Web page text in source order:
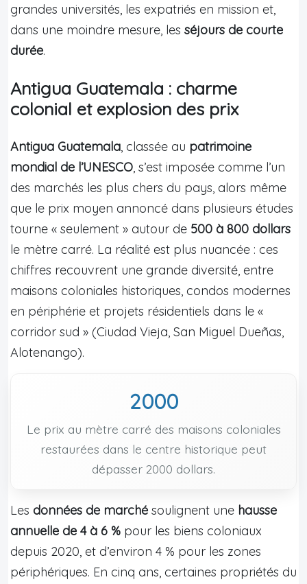
grandes universités, les expatriés en mission et,
dans une moindre mesure, les séjours de courte
durée.
Antigua Guatemala : charme
colonial et explosion des prix
Antigua Guatemala, classée au patrimoine
mondial de l’UNESCO, s’est imposée comme l’un
des marchés les plus chers du pays, alors même
que le prix moyen annoncé dans plusieurs études
tourne « seulement » autour de 500 à 800 dollars
le mètre carré. La réalité est plus nuancée : ces
chiffres recouvrent une grande diversité, entre
maisons coloniales historiques, condos modernes
en périphérie et projets résidentiels dans le «
corridor sud » (Ciudad Vieja, San Miguel Dueñas,
Alotenango).
2000
Le prix au mètre carré des maisons coloniales
restaurées dans le centre historique peut
dépasser 2000 dollars.
Les données de marché soulignent une hausse
annuelle de 4 à 6 % pour les biens coloniaux
depuis 2020, et d’environ 4 % pour les zones
périphériques. En cinq ans, certaines propriétés du